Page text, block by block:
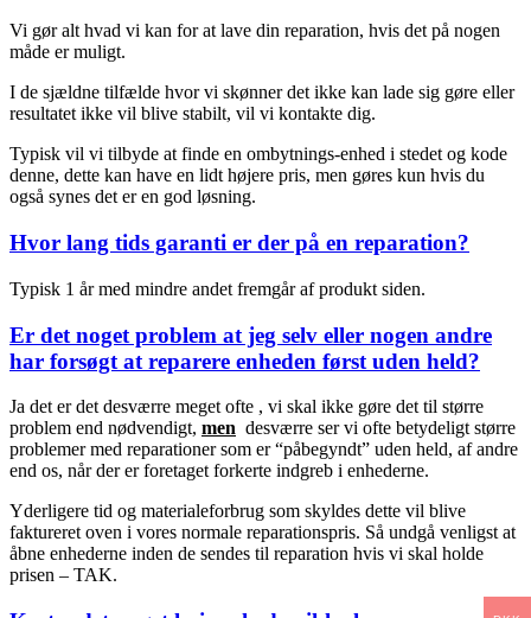
Vi gør alt hvad vi kan for at lave din reparation, hvis det på nogen
måde er muligt.
I de sjældne tilfælde hvor vi skønner det ikke kan lade sig gøre eller
resultatet ikke vil blive stabilt, vil vi kontakte dig.
Typisk vil vi tilbyde at finde en ombytnings-enhed i stedet og kode
denne, dette kan have en lidt højere pris, men gøres kun hvis du
også synes det er en god løsning.
Hvor lang tids garanti er der på en reparation?
Typisk 1 år med mindre andet fremgår af produkt siden.
Er det noget problem at jeg selv eller nogen andre
har forsøgt at reparere enheden først uden held?
Ja det er det desværre meget ofte , vi skal ikke gøre det til større
problem end nødvendigt, men desværre ser vi ofte betydeligt større
problemer med reparationer som er “påbegyndt” uden held, af andre
end os, når der er foretaget forkerte indgreb i enhederne.
Yderligere tid og materialeforbrug som skyldes dette vil blive
faktureret oven i vores normale reparationspris. Så undgå venligst at
åbne enhederne inden de sendes til reparation hvis vi skal holde
prisen – TAK.